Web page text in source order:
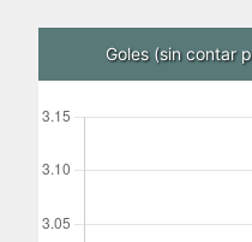
Goles (sin contar